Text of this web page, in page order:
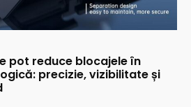
pot reduce blocajele în
precizie, vizibilitate și